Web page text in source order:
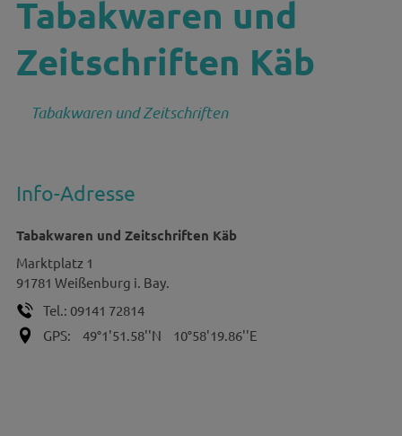
Tabakwaren und
Zeitschriften Käb
Tabakwaren und Zeitschriften
Info-Adresse
Tabakwaren und Zeitschriften Käb
Marktplatz 1
91781 Weißenburg i. Bay.
Tel.: 09141 72814
GPS:
49°1'51.58''N 10°58'19.86''E